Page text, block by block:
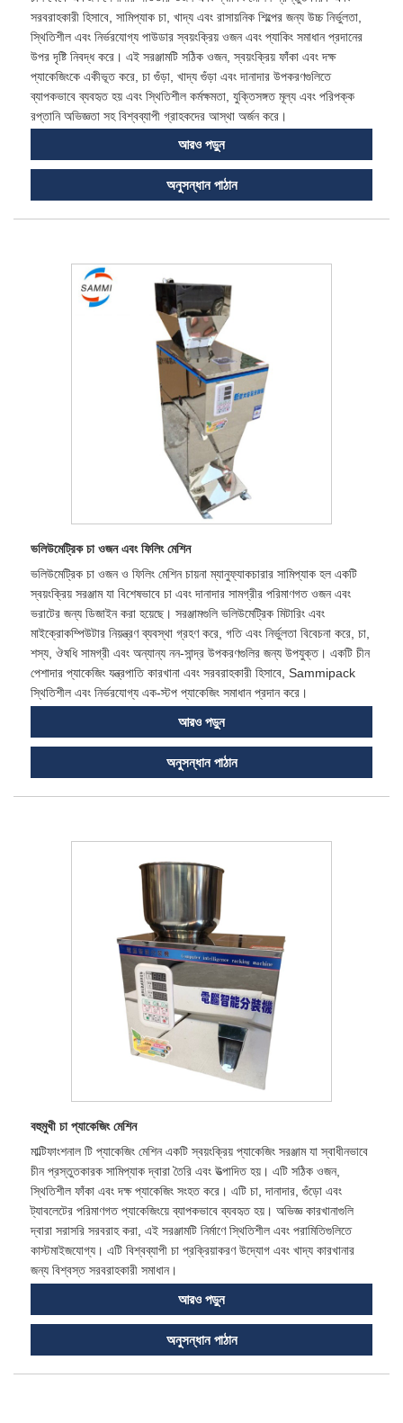
সরবরাহকারী হিসাবে, সামিপ্যাক চা, খাদ্য এবং রাসায়নিক শিল্পের জন্য উচ্চ নির্ভুলতা,
স্থিতিশীল এবং নির্ভরযোগ্য পাউডার স্বয়ংক্রিয় ওজন এবং প্যাকিং সমাধান প্রদানের
উপর দৃষ্টি নিবদ্ধ করে। এই সরঞ্জামটি সঠিক ওজন, স্বয়ংক্রিয় ফাঁকা এবং দক্ষ
প্যাকেজিংকে একীভূত করে, চা গুঁড়া, খাদ্য গুঁড়া এবং দানাদার উপকরণগুলিতে
ব্যাপকভাবে ব্যবহৃত হয় এবং স্থিতিশীল কর্মক্ষমতা, যুক্তিসঙ্গত মূল্য এবং পরিপক্ক
রপ্তানি অভিজ্ঞতা সহ বিশ্বব্যাপী গ্রাহকদের আস্থা অর্জন করে।
আরও পড়ুন
অনুসন্ধান পাঠান
ভলিউমেট্রিক চা ওজন এবং ফিলিং মেশিন
ভলিউমেট্রিক চা ওজন ও ফিলিং মেশিন চায়না ম্যানুফ্যাকচারার সামিপ্যাক হল একটি
স্বয়ংক্রিয় সরঞ্জাম যা বিশেষভাবে চা এবং দানাদার সামগ্রীর পরিমাণগত ওজন এবং
ভরাটের জন্য ডিজাইন করা হয়েছে। সরঞ্জামগুলি ভলিউমেট্রিক মিটারিং এবং
মাইক্রোকম্পিউটার নিয়ন্ত্রণ ব্যবস্থা গ্রহণ করে, গতি এবং নির্ভুলতা বিবেচনা করে, চা,
শস্য, ঔষধি সামগ্রী এবং অন্যান্য নন-সান্দ্র উপকরণগুলির জন্য উপযুক্ত। একটি চীন
পেশাদার প্যাকেজিং যন্ত্রপাতি কারখানা এবং সরবরাহকারী হিসাবে, Sammipack
স্থিতিশীল এবং নির্ভরযোগ্য এক-স্টপ প্যাকেজিং সমাধান প্রদান করে।
আরও পড়ুন
অনুসন্ধান পাঠান
বহুমুখী চা প্যাকেজিং মেশিন
মাল্টিফাংশনাল টি প্যাকেজিং মেশিন একটি স্বয়ংক্রিয় প্যাকেজিং সরঞ্জাম যা স্বাধীনভাবে
চীন প্রস্তুতকারক সামিপ্যাক দ্বারা তৈরি এবং উত্পাদিত হয়। এটি সঠিক ওজন,
স্থিতিশীল ফাঁকা এবং দক্ষ প্যাকেজিং সংহত করে। এটি চা, দানাদার, গুঁড়ো এবং
ট্যাবলেটের পরিমাণগত প্যাকেজিংয়ে ব্যাপকভাবে ব্যবহৃত হয়। অভিজ্ঞ কারখানাগুলি
দ্বারা সরাসরি সরবরাহ করা, এই সরঞ্জামটি নির্মাণে স্থিতিশীল এবং পরামিতিগুলিতে
কাস্টমাইজযোগ্য। এটি বিশ্বব্যাপী চা প্রক্রিয়াকরণ উদ্যোগ এবং খাদ্য কারখানার
জন্য বিশ্বস্ত সরবরাহকারী সমাধান।
আরও পড়ুন
অনুসন্ধান পাঠান